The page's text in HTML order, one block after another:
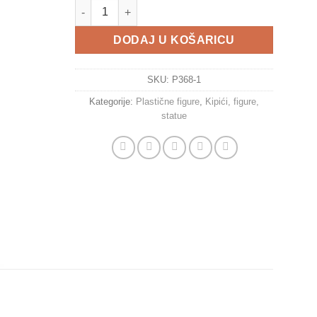
Figura P368 trčanje količina
DODAJ U KOŠARICU
SKU: P368-1
Kategorije: Plastične figure
Kipići, figure,
statue